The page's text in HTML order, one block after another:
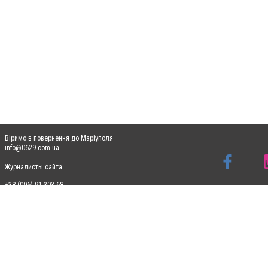
Віримо в повернення до Маріуполя
info@0629.com.ua
Журналисты сайта
+38 (096) 91 303 68